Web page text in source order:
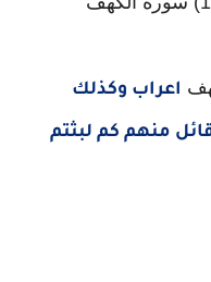
اعراب وكذلك
منهم كم لبثتم